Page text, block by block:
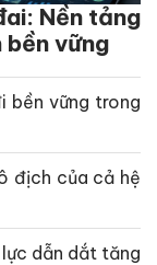
Nền tảng
vững
bền vững trong
địch của cả hệ
dẫn dắt tăng